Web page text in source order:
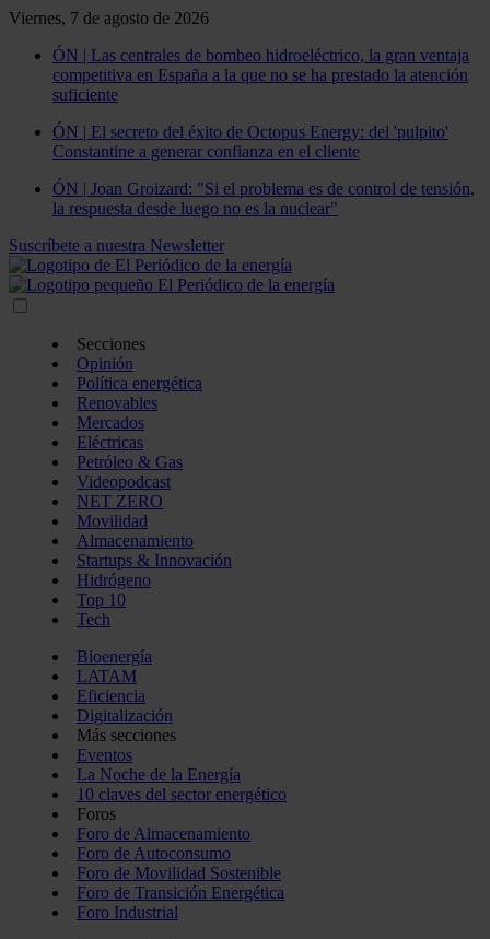
Viernes, 7 de agosto de 2026
ÓN | Las centrales de bombeo hidroeléctrico, la gran ventaja
competitiva en España a la que no se ha prestado la atención
suficiente
ÓN | El secreto del éxito de Octopus Energy: del 'pulpito'
Constantine a generar confianza en el cliente
ÓN | Joan Groizard: "Si el problema es de control de tensión,
la respuesta desde luego no es la nuclear"
Suscríbete a nuestra Newsletter
Secciones
Opinión
Política energética
Renovables
Mercados
Eléctricas
Petróleo & Gas
Videopodcast
NET ZERO
Movilidad
Almacenamiento
Startups & Innovación
Hidrógeno
Top 10
Tech
Bioenergía
LATAM
Eficiencia
Digitalización
Más secciones
Eventos
La Noche de la Energía
10 claves del sector energético
Foros
Foro de Almacenamiento
Foro de Autoconsumo
Foro de Movilidad Sostenible
Foro de Transición Energética
Foro Industrial